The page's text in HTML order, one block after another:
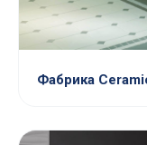
Фабрика